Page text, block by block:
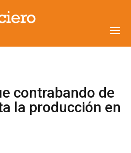
contrabando de
la producción en